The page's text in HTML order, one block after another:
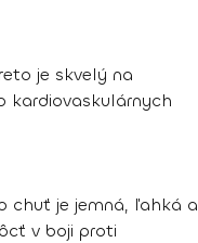
je skvelý na
kardiovaskulárnych
chuť je jemná, ľahká a
v boji proti